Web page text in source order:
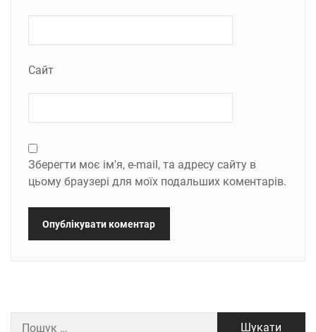
Сайт
Зберегти моє ім'я, e-mail, та адресу сайту в
цьому браузері для моїх подальших коментарів.